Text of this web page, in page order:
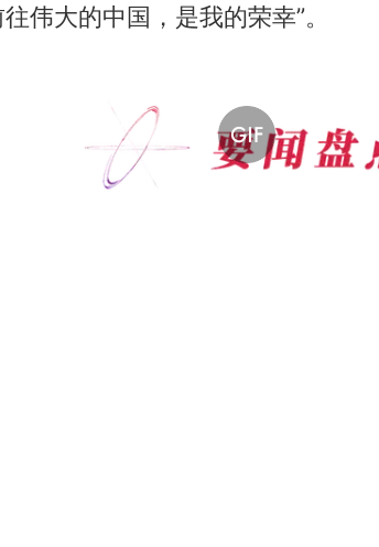
伟大的中国，是我的荣幸”。